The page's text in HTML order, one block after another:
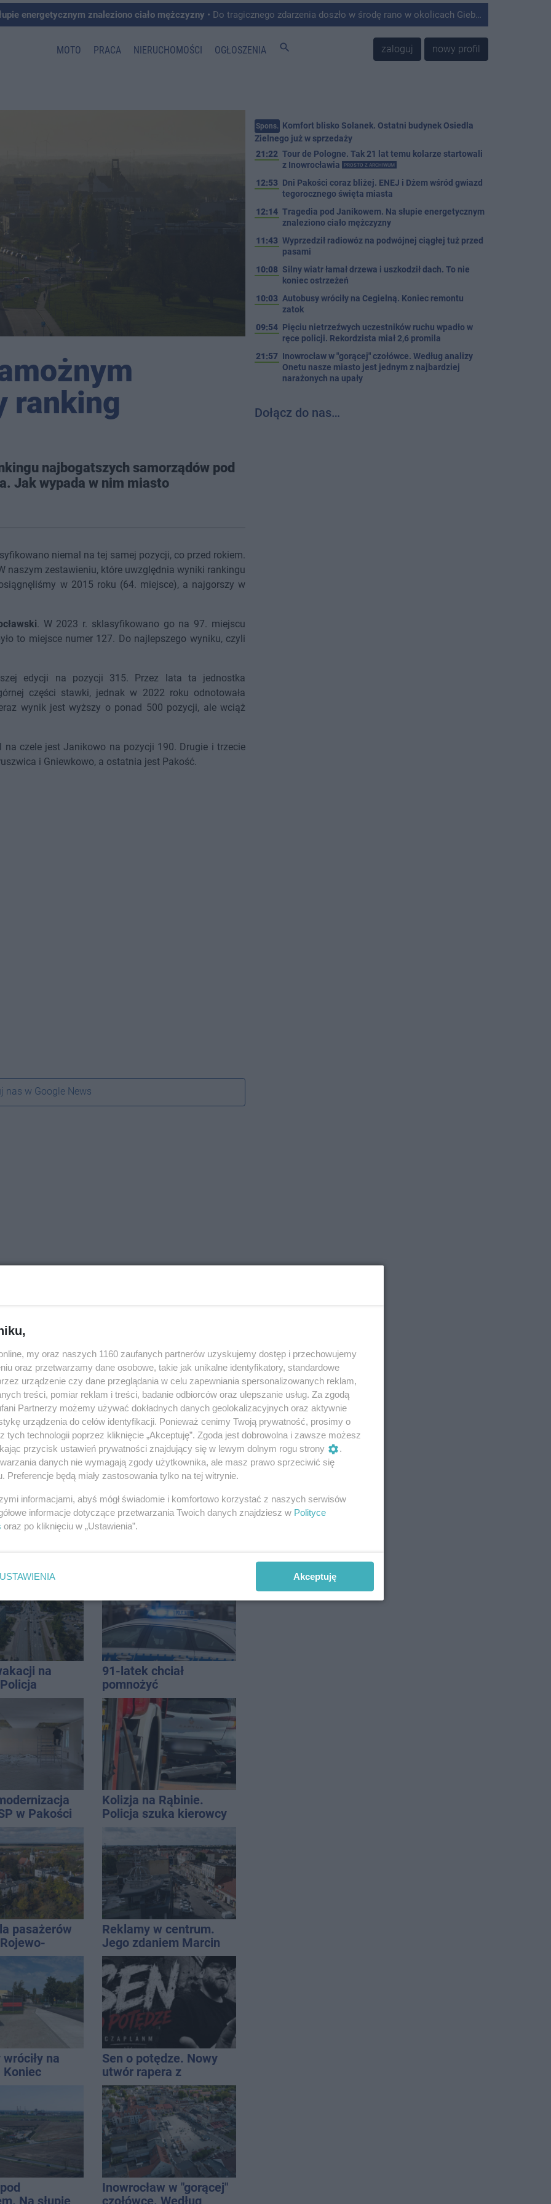
energetycznym znaleziono ciało mężczyzny • Do tragicznego zdarzenia doszło w środę rano w okolicach Giebni koło Janikowa. Wówczas na słupie energetycznym odnaleziono ciało mężczyzny.
MOTO PRACA NIERUCHOMOŚCI OGŁOSZENIA search zaloguj nowy profil
ranking
najbogatszych samorządów pod
Jak wypada w nim miasto
niemal na tej samej pozycji, co przed rokiem.
naszym zestawieniu, które uwzględnia wyniki rankingu
w 2015 roku (64. miejsce), a najgorszy w
. W 2023 r. sklasyfikowano go na 97. miejscu
to miejsce numer 127. Do najlepszego wyniku, czyli
edycji na pozycji 315. Przez lata ta jednostka
części stawki, jednak w 2022 roku odnotowała
wynik jest wyższy o ponad 500 pozycji, ale wciąż
czele jest Janikowo na pozycji 190. Drugie i trzecie
i Gniewkowo, a ostatnia jest Pakość.
nas w Google News
burze.
nad
Silny wiatr łamał
drzewa i uszkodził
dach. To nie koniec
ostrzeżeń
tej lidze
na
lipiec
91-latek chciał
pomnożyć
oszczędności. Stracił
ponad 10 tys. zł
w Pakości
Kolizja na Rąbinie.
Policja szuka kierowcy
pasażerów
Reklamy w centrum.
Jego zdaniem Marcin
Wroński jest w błędzie
[akt.]
na
Koniec
Sen o potędze. Nowy
utwór rapera z
Inowrocławia przeciwko
uzależnieniom
Na słupie
Inowrocław w "gorącej"
czołówce. Według
Spons. Komfort blisko Solanek. Ostatni budynek Osiedla
Zielnego już w sprzedaży
21:22 Tour de Pologne. Tak 21 lat temu kolarze startowali
z Inowrocławia
PROSTO Z ARCHIWUM
12:53 Dni Pakości coraz bliżej. ENEJ i Dżem wśród gwiazd
tegorocznego święta miasta
12:14 Tragedia pod Janikowem. Na słupie energetycznym
znaleziono ciało mężczyzny
11:43 Wyprzedził radiowóz na podwójnej ciągłej tuż przed
pasami
10:08 Silny wiatr łamał drzewa i uszkodził dach. To nie
koniec ostrzeżeń
10:03 Autobusy wróciły na Cegielną. Koniec remontu
zatok
09:54 Pięciu nietrzeźwych uczestników ruchu wpadło w
ręce policji. Rekordzista miał 2,6 promila
21:57 Inowrocław w "gorącej" czołówce. Według analizy
Onetu nasze miasto jest jednym z najbardziej
narażonych na upały
Dołącz do nas…
my oraz naszych 1160 zaufanych partnerów uzyskujemy dostęp i przechowujemy
oraz przetwarzamy dane osobowe, takie jak unikalne identyfikatory, standardowe
urządzenie czy dane przeglądania w celu zapewniania spersonalizowanych reklam,
treści, pomiar reklam i treści, badanie odbiorców oraz ulepszanie usług. Za zgodą
Partnerzy możemy używać dokładnych danych geolokalizacyjnych oraz aktywnie
urządzenia do celów identyfikacji. Ponieważ cenimy Twoją prywatność, prosimy o
tych technologii poprzez kliknięcie „Akceptuję”. Zgoda jest dobrowolna i zawsze możesz
przycisk ustawień prywatności znajdujący się w lewym dolnym rogu strony
.
danych nie wymagają zgody użytkownika, ale masz prawo sprzeciwić się
Preferencje będą miały zastosowania tylko na tej witrynie.
informacjami, abyś mógł świadomie i komfortowo korzystać z naszych serwisów
informacje dotyczące przetwarzania Twoich danych znajdziesz w Polityce
oraz po kliknięciu w „Ustawienia”.
USTAWIENIA Akceptuję